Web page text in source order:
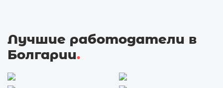
Лучшие работодатели в
Болгарии.